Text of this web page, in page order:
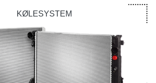
KØLESYSTEM